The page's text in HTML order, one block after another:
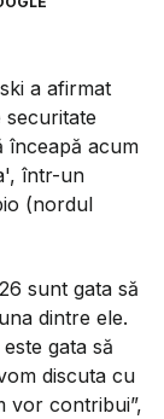
a afirmat
securitate
înceapă acum
într-un
(nordul
sunt gata să
dintre ele.
gata să
discuta cu
vor contribui”,